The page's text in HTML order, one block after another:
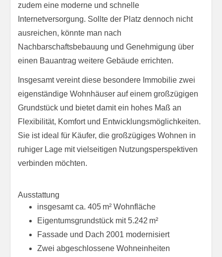
zudem eine moderne und schnelle
Internetversorgung. Sollte der Platz dennoch nicht
ausreichen, könnte man nach
Nachbarschaftsbebauung und Genehmigung über
einen Bauantrag weitere Gebäude errichten.
Insgesamt vereint diese besondere Immobilie zwei
eigenständige Wohnhäuser auf einem großzügigen
Grundstück und bietet damit ein hohes Maß an
Flexibilität, Komfort und Entwicklungsmöglichkeiten.
Sie ist ideal für Käufer, die großzügiges Wohnen in
ruhiger Lage mit vielseitigen Nutzungsperspektiven
verbinden möchten.
Ausstattung
insgesamt ca. 405 m² Wohnfläche
Eigentumsgrundstück mit 5.242 m²
Fassade und Dach 2001 modernisiert
Zwei abgeschlossene Wohneinheiten